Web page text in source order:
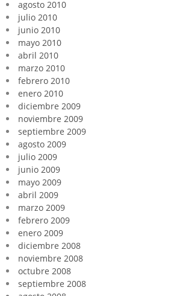
agosto 2010
julio 2010
junio 2010
mayo 2010
abril 2010
marzo 2010
febrero 2010
enero 2010
diciembre 2009
noviembre 2009
septiembre 2009
agosto 2009
julio 2009
junio 2009
mayo 2009
abril 2009
marzo 2009
febrero 2009
enero 2009
diciembre 2008
noviembre 2008
octubre 2008
septiembre 2008